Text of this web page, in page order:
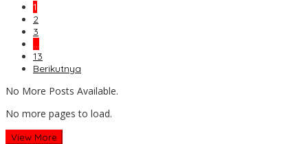
1
2
3
…
13
Berikutnya
No More Posts Available.
No more pages to load.
View More